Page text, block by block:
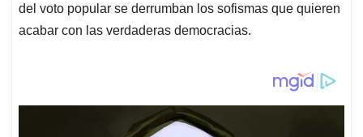
del voto popular se derrumban los sofismas que quieren
acabar con las verdaderas democracias.